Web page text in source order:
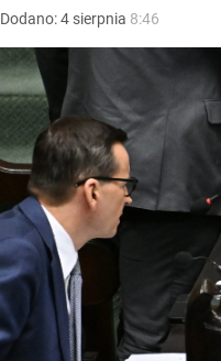
Dodano:4 sierpnia 8:46